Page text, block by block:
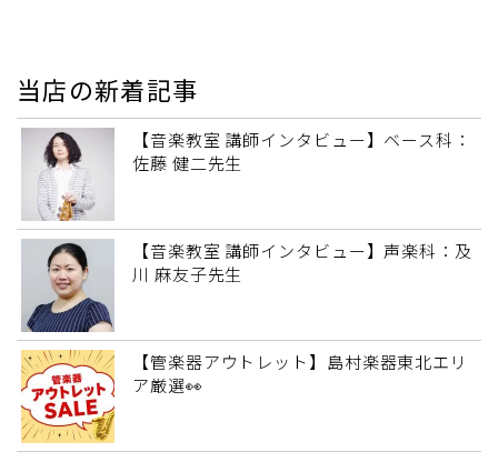
当店の新着記事
【音楽教室 講師インタビュー】ベース科：
佐藤 健二先生
【音楽教室 講師インタビュー】声楽科：及
川 麻友子先生
【管楽器アウトレット】島村楽器東北エリ
ア厳選👀